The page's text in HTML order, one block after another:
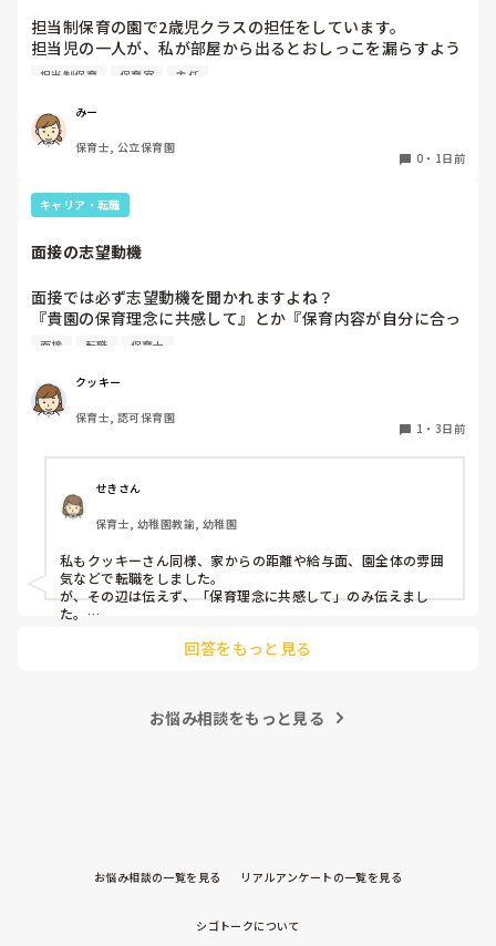
家でもやることはあります。
日常生活すら支障をきたすほどになりました。
椅子に座って作業をすれば？
と、園で言われました。
なので、子ども椅子程度の高さの踏み台に座って、試してみ
ただじっと座っていても、5分も座ればお尻に痛みがきま
す。
この高さの作業だと意外に、
なること多いことに気づきました。
その度にあちらこちらに痛みが来て
立ち上がる時には、膝や太ももが固まり痛みが……
腰痛、膝痛お持ちの方は、どの程度の痛みで働かれているの
でしょうか。
出産等で、幾度か開腹手術をしましたが、翌日には歩けまし
たし…
今回は、今少し治まっている痛みがぶり返したどうしようと
いう思いもあり、ちょっと無理かも…と思い始めています。
まだ急性期ということと、昔、夫が腰を痛めてすぐに整骨院
に行ってより酷くなって帰ってきたことがあり、怖くて行け
担当制保育の園で2歳児クラスの担任をしています。
担当児の一人が、私が部屋から出るとおしっこを漏らすよう
になりました。
4月から私への執着が強かったのですが、特に寝かしつけの
時に私がそばに行かないと繰り返し大きい声で呼んだり私が
寝かしつけしている子にちょっかいを出したり、何回もトイ
もしばしば…
パンツで寝れる子が増えてきて、寝かしつけの時にトイレに
うとするとその子も行きたがります。
ので、その子には待っててねといい外に出ていました。今日
はそれで2回漏らしています。
2回目は私は見ていないのですが、かなり微量だったそう
しているように見えると言われました。
日頃からそのことの関わりはしっかり持てるように意識はし
ていますが…
担当制保育 保育室 主任
みー
保育士, 公立保育園
0 ・ 1日前
キャリア・転職
面接の志望動機
面接では必ず志望動機を聞かれますよね？
『貴園の保育理念に共感して』とか『保育内容が自分に合っ
てると思いました』等々が多いかと思いますが、実際はどう
私自身、園の雰囲気とか園の規模、保育内容は勘案しますが
正直なところ、家から通いやすいか、給与はどうか…という
ところに重きを置いています
皆さんは、志望動機をどのように答えていますか？また、本
音はどうですか？
面接 転職 保育士
クッキー
保育士, 認可保育園
1 ・ 3日前
せきさん
保育士, 幼稚園教諭, 幼稚園
私もクッキーさん同様、家からの距離や給与面、園全体の雰囲
気などで転職をしました。
が、その辺は伝えず、「保育理念に共感して」のみ伝えまし
た。
回答をもっと見る
お悩み相談をもっと見る
お悩み相談の一覧を見る リアルアンケートの一覧を見る
シゴトークについて